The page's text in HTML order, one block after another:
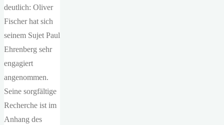
deutlich: Oliver
Fischer hat sich
seinem Sujet Paul
Ehrenberg sehr
engagiert
angenommen.
Seine sorgfältige
Recherche ist im
Anhang des